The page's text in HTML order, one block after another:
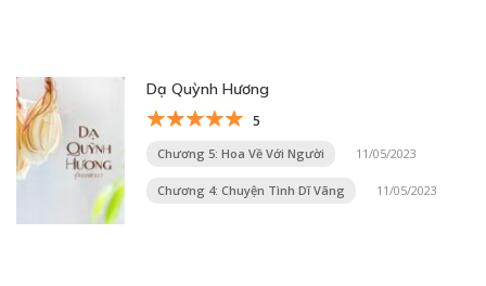
Dạ Quỳnh Hương
5
Chương 5: Hoa Về Với Người 11/05/2023
Chương 4: Chuyện Tình Dĩ Vãng 11/05/2023